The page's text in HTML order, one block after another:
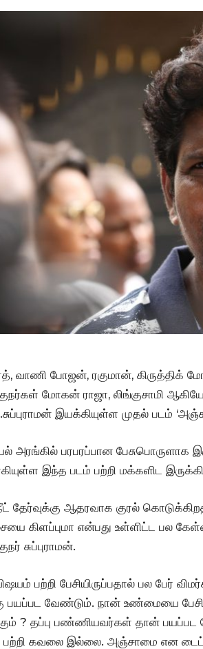
வாணி போஜன், ரகுமான், கிருத்திக்
மோகன் ராஜா, லிங்குசாமி
இயக்கியுள்ள முதல் படம்
அரங்கில் பரபரப்பான பேசுபொருளாக
இந்த படம் பற்றி மக்களிட
தேர்வுக்கு ஆதரவாக குரல்
கிளப்புமா என்பது உள்ளிட்ட பல
சுப்புராமன்.
பற்றி பேசியிருப்பதால் பல பேர்
பயப்பட வேண்டும். நான் உண்மையை
? தப்பு பண்ணியவர்கள் தான் பயப்பட
கவலை இல்லை. அஞ்சாமை என